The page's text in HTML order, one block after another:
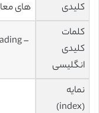
کلیدی
های
کلمات
کلیدی
انگلیسی
–
نمایه
(index)